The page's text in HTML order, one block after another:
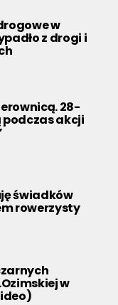
w
z drogi i
28-
akcji
świadków
rowerzysty
w